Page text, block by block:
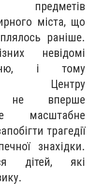
предметів
міста, що
раніше.
невідомі
і тому
Центру
не вперше
масштабне
трагедії
знахідки.
дітей, які